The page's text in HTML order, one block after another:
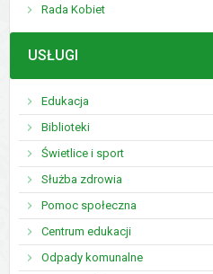
Rada Kobiet
MENU
USŁUGI
Edukacja
Biblioteki
Świetlice i sport
Służba zdrowia
Pomoc społeczna
Centrum edukacji
Odpady komunalne